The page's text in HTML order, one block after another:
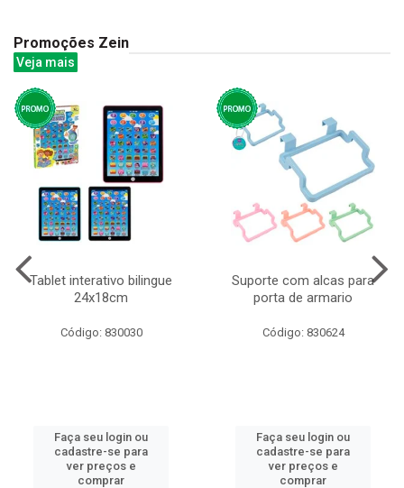
Promoções Zein
Veja mais
Tablet interativo bilingue
24x18cm
Código: 830030
Faça seu login ou
cadastre-se para
ver preços e
comprar
Suporte com alcas para
porta de armario
Código: 830624
Faça seu login ou
cadastre-se para
ver preços e
comprar